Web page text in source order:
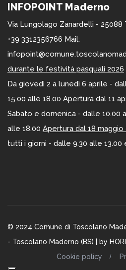
INFOPOINT Maderno
Via Lungolago Zanardelli -
+39 3312356766 Mail:
durante le festività pasquali 2026
Da giovedì 2 a lunedì 6 aprile -
15.00 alle 18.00 Apertura dal 11
Sabato e domenica - dalle 10.00
alle 18.00 Apertura dal 18
tutti i giorni - dalle 9.30 alle 13.00
© 2024 Comune di Toscolano
- Toscolano Maderno (BS) | by
Cookie policy